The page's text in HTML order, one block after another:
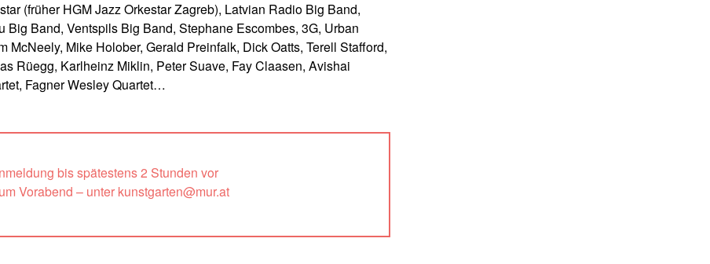
(früher HGM Jazz Orkestar Zagreb), Latvian Radio Big Band,
Big Band, Ventspils Big Band, Stephane Escombes, 3G, Urban
McNeely, Mike Holober, Gerald Preinfalk, Dick Oatts, Terell Stafford,
Rüegg, Karlheinz Miklin, Peter Suave, Fay Claasen, Avishai
Fagner Wesley Quartet…
bis spätestens 2 Stunden vor
Vorabend – unter kunstgarten@mur.at